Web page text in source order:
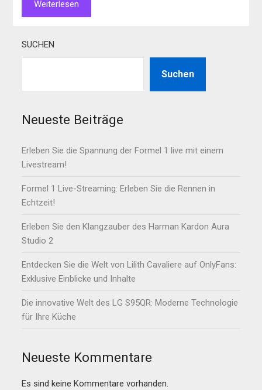
Weiterlesen
SUCHEN
Suchen
Neueste Beiträge
Erleben Sie die Spannung der Formel 1 live mit einem
Livestream!
Formel 1 Live-Streaming: Erleben Sie die Rennen in
Echtzeit!
Erleben Sie den Klangzauber des Harman Kardon Aura
Studio 2
Entdecken Sie die Welt von Lilith Cavaliere auf OnlyFans:
Exklusive Einblicke und Inhalte
Die innovative Welt des LG S95QR: Moderne Technologie
für Ihre Küche
Neueste Kommentare
Es sind keine Kommentare vorhanden.